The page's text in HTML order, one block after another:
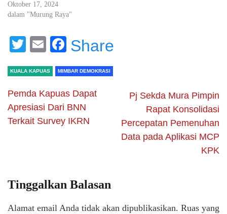
Oktober 17, 2024
dalam "Murung Raya"
Twitter
EmailFacebook
Share
KUALA KAPUAS MIMBAR DEMOKRASI
Pemda Kapuas Dapat
Apresiasi Dari BNN
Terkait Survey IKRN
Pj Sekda Mura Pimpin
Rapat Konsolidasi
Percepatan Pemenuhan
Data pada Aplikasi MCP
KPK
Tinggalkan Balasan
Alamat email Anda tidak akan dipublikasikan. Ruas yang